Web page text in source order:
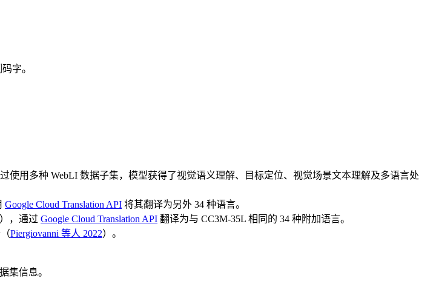
字。
使用多种 WebLI 数据子集，模型获得了视觉语义理解、目标定位、视觉场景文本理解及多语言处
Google Cloud Translation API 将其翻译为另外 34 种语言。
），通过 Google Cloud Translation API 翻译为与 CC3M-35L 相同的 34 种附加语言。
Piergiovanni 等人 2022）。
集信息。